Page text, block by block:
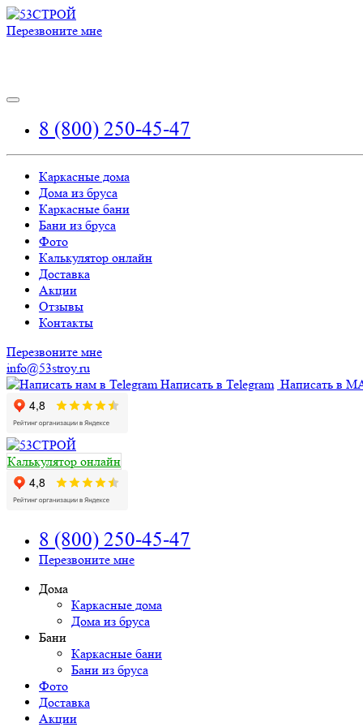
Перезвоните мне
8 (800) 250-45-47
Каркасные дома
Дома из бруса
Каркасные бани
Бани из бруса
Фото
Калькулятор онлайн
Доставка
Акции
Отзывы
Контакты
Перезвоните мне
info@53stroy.ru
Написать в Telegram Написать в
Калькулятор онлайн
8 (800) 250-45-47
Перезвоните мне
Дома
Каркасные дома
Дома из бруса
Бани
Каркасные бани
Бани из бруса
Фото
Доставка
Акции